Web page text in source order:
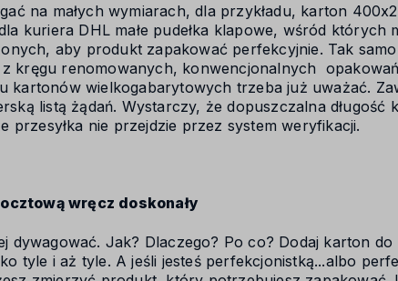
na małych wymiarach, dla przykładu, karton
kuriera DHL małe pudełka klapowe, wśród których
aby produkt zapakować perfekcyjnie. Tak
kręgu renomowanych, konwencjonalnych
wielkogabarytowych trzeba już uważać.
listą żądań. Wystarczy, że dopuszczalna długość
nie przejdzie przez system weryfikacji.
wręcz doskonały
dywagować. Jak? Dlaczego? Po co? Dodaj karton
tyle i aż tyle. A jeśli jesteś perfekcjonistką...albo